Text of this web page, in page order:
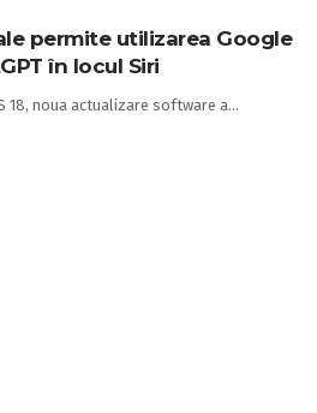
permite utilizarea Google
în locul Siri
18, noua actualizare software a…